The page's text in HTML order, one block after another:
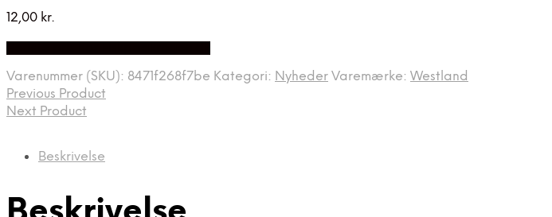
12,00 kr.
Varenummer (SKU): 8471f268f7be Kategori: Nyheder Varemærke: Westland
Previous Product
Next Product
Beskrivelse